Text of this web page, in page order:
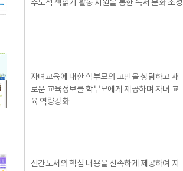
주도적 책읽기 활동 지원을 통한 독서 문화 조성
자녀교육에 대한 학부모의 고민을 상담하고 새
로운 교육정보를 학부모에게 제공하며 자녀 교
육 역량강화
신간도서의 핵심 내용을 신속하게 제공하여 지